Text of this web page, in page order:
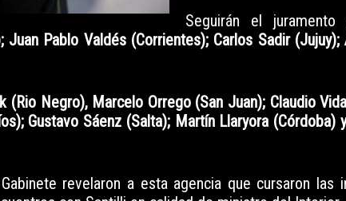
Seguirán el
Juan Pablo Valdés (Corrientes); Carlos Sadir
(Rio Negro), Marcelo Orrego (San Juan); Claudio
Gustavo Sáenz (Salta); Martín Llaryora
revelaron a esta agencia que cursaron las